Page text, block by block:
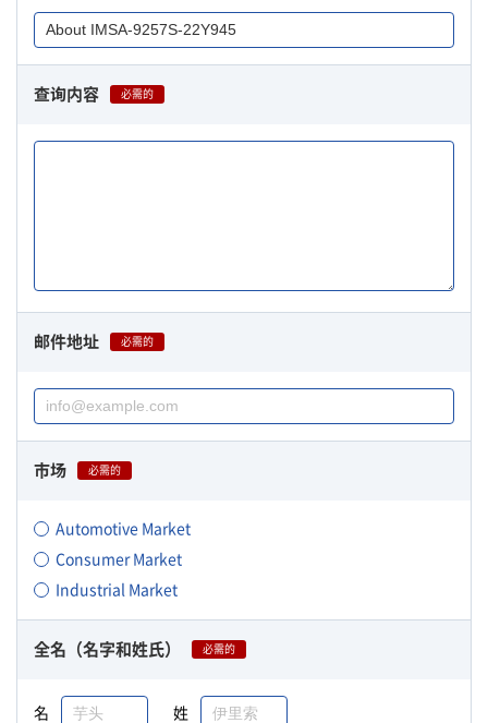
查询内容 必需的
邮件地址 必需的
市场 必需的
Automotive Market
Consumer Market
Industrial Market
全名（名字和姓氏） 必需的
名 姓